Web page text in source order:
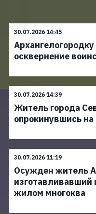
30.07.2026 14:45
осквернение
30.07.2026 14:39
Житель города
опрокинувшись
30.07.2026 11:19
Осужден житель
жилом многоква